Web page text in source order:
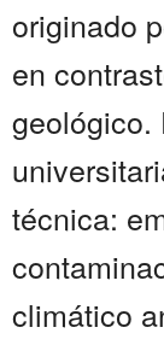
originado
en
geológico.
técnica:
climático